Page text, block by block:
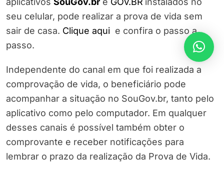
seu celular, pode realizar a prova de vida sem
sair de casa. Clique aqui e confira o passo a
passo.
Independente do canal em que foi realizada a
comprovação de vida, o beneficiário pode
acompanhar a situação no SouGov.br, tanto pelo
aplicativo como pelo computador. Em qualquer
desses canais é possível também obter o
comprovante e receber notificações para
lembrar o prazo da realização da Prova de Vida.